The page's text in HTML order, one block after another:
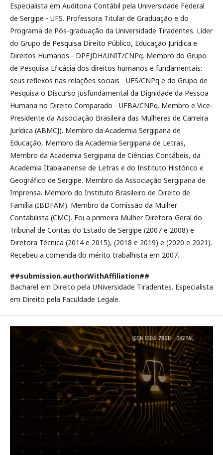
Especialista em Auditoria Contábil pela Universidade Federal
de Sergipe - UFS. Professora Titular de Graduação e do
Programa de Pós-graduação da Universidade Tiradentes. Líder
do Grupo de Pesquisa Direito Público, Educação Jurídica e
Direitos Humanos - DPEJDH/UNIT/CNPq. Membro do Grupo
de Pesquisa Eficácia dos direitos humanos e fundamentais:
seus reflexos nas relações sociais - UFS/CNPq e do Grupo de
Pesquisa o Discurso Jusfundamental da Dignidade da Pessoa
Humana no Direito Comparado - UFBA/CNPq. Membro e Vice-
Presidente da Associação Brasileira das Mulheres de Carreira
Jurídica (ABMCJ). Membro da Academia Sergipana de
Educação, Membro da Academia Sergipana de Letras,
Membro da Academia Sergipana de Ciências Contábeis, da
Academia Itabaianense de Letras e do Instituto Histórico e
Geográfico de Sergipe. Membro da Associação Sergipana de
Imprensa. Membro do Instituto Brasileiro de Direito de
Família (IBDFAM). Membro da Comissão da Mulher
Contabilista (CMC). Foi a primeira Mulher Diretora-Geral do
Tribunal de Contas do Estado de Sergipe (2007 e 2008) e
Diretora Técnica (2014 e 2015), (2018 e 2019) e (2020 e 2021).
Recebeu a comenda do mérito trabalhista em 2007.
##submission.authorWithAffiliation##
Bacharel em Direito pela UNiversidade Tiradentes. Especialista
em Direito pela Faculdade Legale.